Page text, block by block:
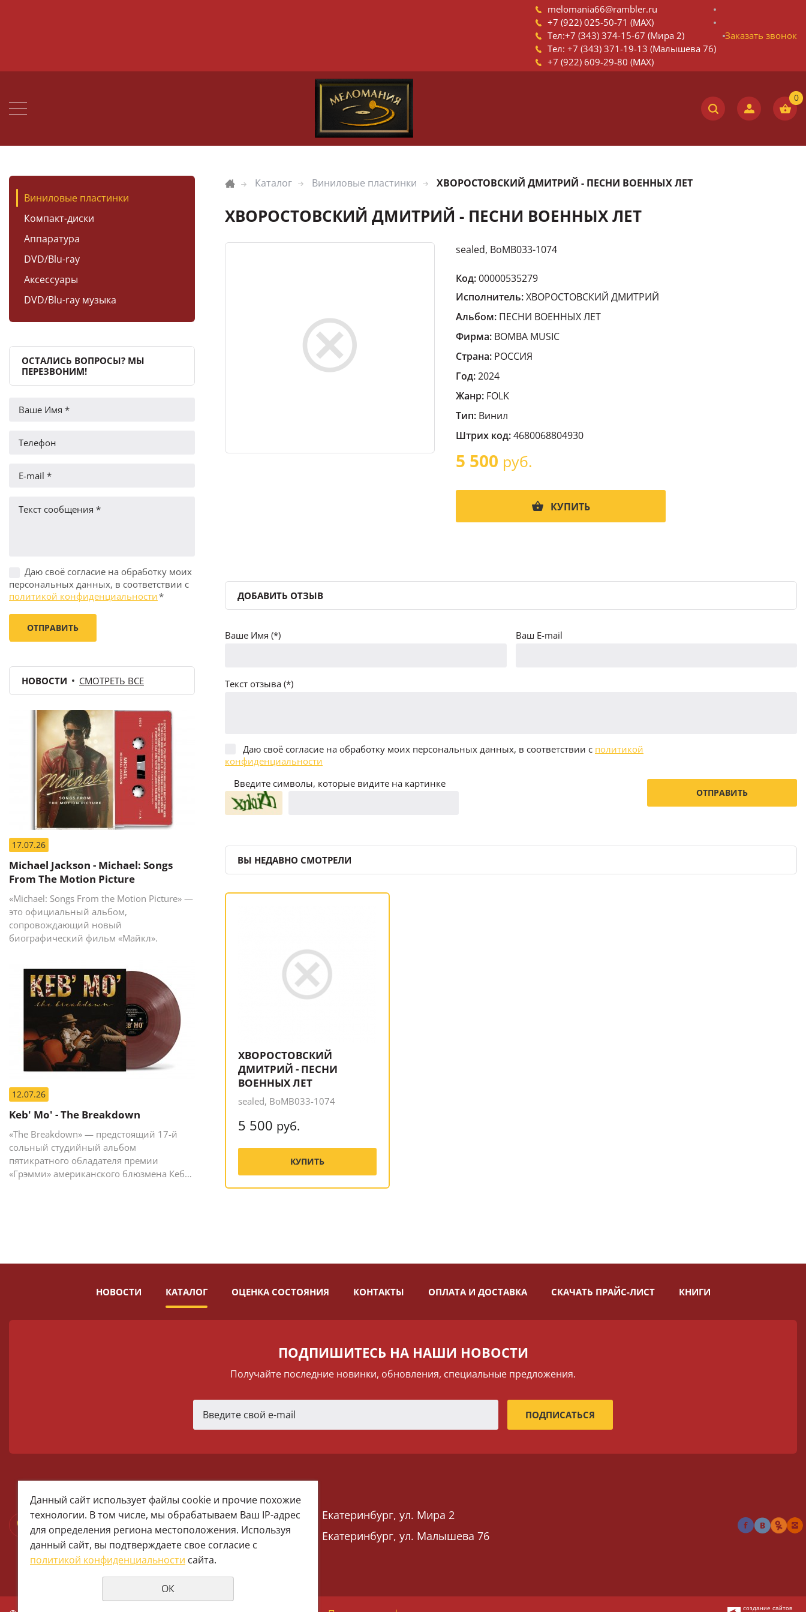
melomania66@rambler.ru
+7 (922) 025-50-71 (MAX)
Тел:+7 (343) 374-15-67 (Мира 2)
Тел: +7 (343) 371-19-13 (Малышева 76)
+7 (922) 609-29-80 (MAX)
Заказать звонок
Виниловые пластинки
Компакт-диски
Аппаратура
DVD/Blu-ray
Аксессуары
DVD/Blu-ray музыка
ОСТАЛИСЬ ВОПРОСЫ? МЫ
ПЕРЕЗВОНИМ!
Даю своё согласие на обработку моих
персональных данных, в соответствии с
политикой конфиденциальности*
НОВОСТИ СМОТРЕТЬ ВСЕ
17.07.26
Michael Jackson - Michael: Songs
From The Motion Picture
«Michael: Songs From the Motion Picture» —
это официальный альбом,
сопровождающий новый
биографический фильм «Майкл».
12.07.26
Keb' Mo' - The Breakdown
«The Breakdown» — предстоящий 17-й
сольный студийный альбом
пятикратного обладателя премии
«Грэмми» американского блюзмена Кеба
Каталог Виниловые пластинки ХВОРОСТОВСКИЙ ДМИТРИЙ - ПЕСНИ ВОЕННЫХ ЛЕТ
ХВОРОСТОВСКИЙ ДМИТРИЙ - ПЕСНИ ВОЕННЫХ ЛЕТ
sealed, BoMB033-1074
Код:00000535279
Исполнитель:ХВОРОСТОВСКИЙ ДМИТРИЙ
Альбом: ПЕСНИ ВОЕННЫХ ЛЕТ
Фирма: BOMBA MUSIC
Страна: РОССИЯ
Год:2024
Жанр: FOLK
Тип: Винил
Штрих код:4680068804930
5 500 руб.
КУПИТЬ
ДОБАВИТЬ ОТЗЫВ
Ваше Имя (*) Ваш E-mail
Текст отзыва (*)
Даю своё согласие на обработку моих персональных данных, в соответствии с политикой
конфиденциальности
Введите символы, которые видите на картинке
ВЫ НЕДАВНО СМОТРЕЛИ
ХВОРОСТОВСКИЙ
ДМИТРИЙ - ПЕСНИ
ВОЕННЫХ ЛЕТ
sealed, BoMB033-1074
5 500 руб.
КУПИТЬ
НОВОСТИ КАТАЛОГ ОЦЕНКА СОСТОЯНИЯ КОНТАКТЫ ОПЛАТА И ДОСТАВКА СКАЧАТЬ ПРАЙС-ЛИСТ КНИГИ
ПОДПИШИТЕСЬ НА НАШИ НОВОСТИ
Получайте последние новинки, обновления, специальные предложения.
+7 (922) 025-50-71 (MAX)
Тел:+7 (343) 374-15-67 (Мира 2)
Тел: +7 (343) 371-19-13 (Малышева 76)
+7 (922) 609-29-80 (MAX)
Екатеринбург, ул. Мира 2
Екатеринбург, ул. Малышева 76
создание сайтов
Данный сайт использует файлы cookie и прочие похожие
технологии. В том числе, мы обрабатываем Ваш IP-адрес
для определения региона местоположения. Используя
данный сайт, вы подтверждаете свое согласие с
политикой конфиденциальности сайта.
ОК